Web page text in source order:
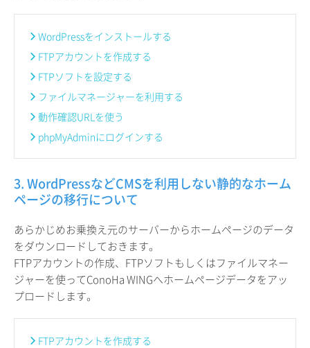
WordPressをインストールする
FTPアカウントを作成する
FTPソフトを設定する
ファイルマネージャーを利用する
動作確認URLを使う
phpMyAdminにログインする
3. WordPressなどCMSを利用しない静的なホーム
ページの移行について
あらかじめお乗換え元のサーバーからホームページのデータ
をダウンロードしておきます。
FTPアカウントの作成、FTPソフトもしくはファイルマネー
ジャーを使ってConoHa WINGへホームページデータをアッ
プロードします。
FTPアカウントを作成する